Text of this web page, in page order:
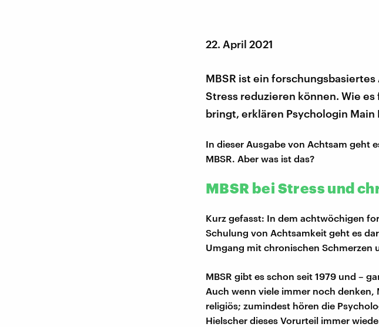
22. April 2021
MBSR ist ein
Stress reduzieren können. Wie
bringt, erklären Psychologin
In dieser Ausgabe von Achtsam geht
MBSR. Aber was ist das?
MBSR bei Stress und
Kurz gefasst: In dem achtwöchigen
Schulung von Achtsamkeit geht es
Umgang mit chronischen Schmerzen
MBSR gibt es schon seit 1979 und –
Auch wenn viele immer noch
religiös; zumindest hören die
Hielscher dieses Vorurteil immer